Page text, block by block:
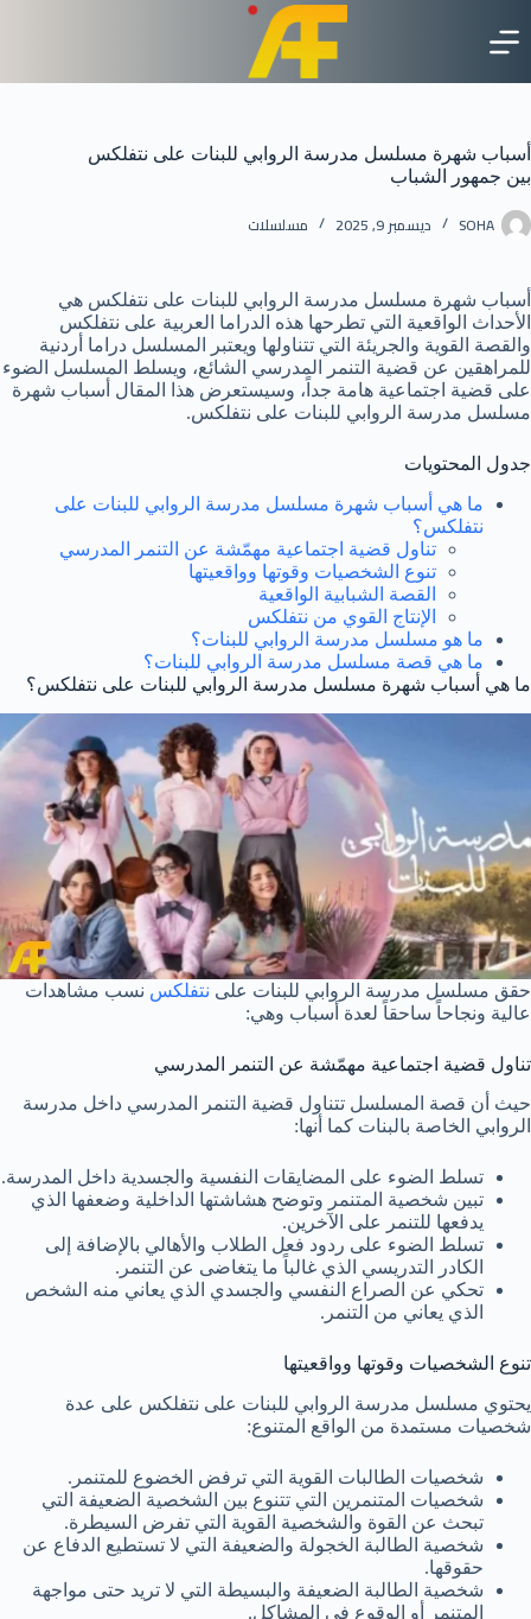
إلى
المحتوى
أسباب شهرة مسلسل مدرسة الروابي للبنات على نتفلكس
بين جمهور الشباب
SOHA ديسمبر 9, 2025 مسلسلات
أسباب شهرة مسلسل مدرسة الروابي للبنات على نتفلكس هي
الأحداث الواقعية التي تطرحها هذه الدراما العربية على نتفلكس
والقصة القوية والجريئة التي تتناولها ويعتبر المسلسل دراما أردنية
للمراهقين عن قضية التنمر المدرسي الشائع، ويسلط المسلسل الضوء
على قضية اجتماعية هامة جداً، وسيستعرض هذا المقال أسباب شهرة
مسلسل مدرسة الروابي للبنات على نتفلكس.
جدول المحتويات
ما هي أسباب شهرة مسلسل مدرسة الروابي للبنات على
نتفلكس؟
تناول قضية اجتماعية مهمّشة عن التنمر المدرسي
تنوع الشخصيات وقوتها وواقعيتها
القصة الشبابية الواقعية
الإنتاج القوي من نتفلكس
ما هو مسلسل مدرسة الروابي للبنات؟
ما هي قصة مسلسل مدرسة الروابي للبنات؟
ما هي أسباب شهرة مسلسل مدرسة الروابي للبنات على نتفلكس؟
حقق مسلسل مدرسة الروابي للبنات على نتفلكس نسب مشاهدات
عالية ونجاحاً ساحقاً لعدة أسباب وهي:
تناول قضية اجتماعية مهمّشة عن التنمر المدرسي
حيث أن قصة المسلسل تتناول قضية التنمر المدرسي داخل مدرسة
الروابي الخاصة بالبنات كما أنها:
تسلط الضوء على المضايقات النفسية والجسدية داخل المدرسة.
تبين شخصية المتنمر وتوضح هشاشتها الداخلية وضعفها الذي
يدفعها للتنمر على الآخرين.
تسلط الضوء على ردود فعل الطلاب والأهالي بالإضافة إلى
الكادر التدريسي الذي غالباً ما يتغاضى عن التنمر.
تحكي عن الصراع النفسي والجسدي الذي يعاني منه الشخص
الذي يعاني من التنمر.
تنوع الشخصيات وقوتها وواقعيتها
يحتوي مسلسل مدرسة الروابي للبنات على نتفلكس على عدة
شخصيات مستمدة من الواقع المتنوع:
شخصيات الطالبات القوية التي ترفض الخضوع للمتنمر.
شخصيات المتنمرين التي تتنوع بين الشخصية الضعيفة التي
تبحث عن القوة والشخصية القوية التي تفرض السيطرة.
شخصية الطالبة الخجولة والضعيفة التي لا تستطيع الدفاع عن
حقوقها.
شخصية الطالبة الضعيفة والبسيطة التي لا تريد حتى مواجهة
المتنمر أو الوقوع في المشاكل.